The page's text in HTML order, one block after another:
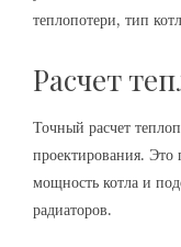
теплопотери, тип
Расчет
Точный расчет
проектирования. Это
мощность котла и
радиаторов.